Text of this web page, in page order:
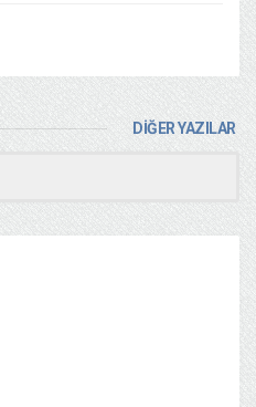
DİĞER YAZILAR